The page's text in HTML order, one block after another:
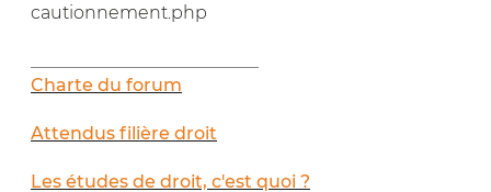
cautionnement.php
Charte du forum
Attendus filière droit
Les études de droit, c'est quoi ?